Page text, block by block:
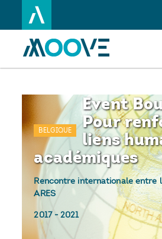
au
BELGIQUE
Event
Pour
liens
académiques
Rencontre internationale entre
ARES
2017-2021